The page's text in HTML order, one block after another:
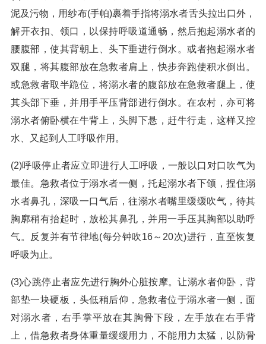
泥及污物，用纱布(手帕)裹着手指将溺水者舌头拉出口外，
解开衣扣、领口，以保持呼吸道通畅，然后抱起溺水者的
腰腹部，使其背朝上、头下垂进行倒水。或者抱起溺水者
双腿，将其腹部放在急救者肩上，快步奔跑使积水倒出。
或急救者取半跪位，将溺水者的腹部放在急救者腿上，使
其头部下垂，并用手平压背部进行倒水。在农村，亦可将
溺水者俯卧横在牛背上，头脚下悬，赶牛行走，这样又控
水、又起到人工呼吸作用。
(2)呼吸停止者应立即进行人工呼吸，一般以口对口吹气为
最佳。急救者位于溺水者一侧，托起溺水者下颌，捏住溺
水者鼻孔，深吸一口气后，往溺水者嘴里缓缓吹气，待其
胸廓稍有抬起时，放松其鼻孔，并用一手压其胸部以助呼
气。反复并有节律地(每分钟吹16～20次)进行，直至恢复
呼吸为止。
(3)心跳停止者应先进行胸外心脏按摩。让溺水者仰卧，背
部垫一块硬板，头低稍后仰，急救者位于溺水者一侧，面
对溺水者，右手掌平放在其胸骨下段，左手放在右手背
上，借急救者身体重量缓缓用力，不能用力太猛，以防骨